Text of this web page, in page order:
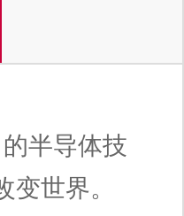
半导体技
变世界。